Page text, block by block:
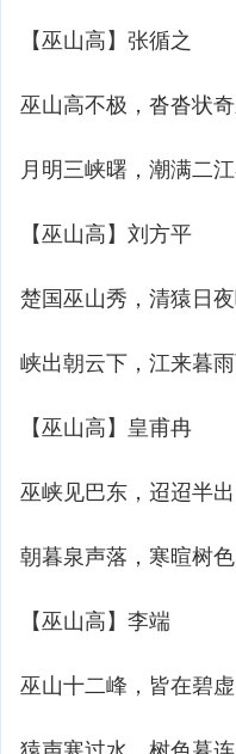
【巫山高】张循之
巫山高不极，沓沓状
月明三峡曙，潮满二
【巫山高】刘方平
楚国巫山秀，清猿日
峡出朝云下，江来暮
【巫山高】皇甫冉
巫峡见巴东，迢迢半
朝暮泉声落，寒暄树
【巫山高】李端
巫山十二峰，皆在碧